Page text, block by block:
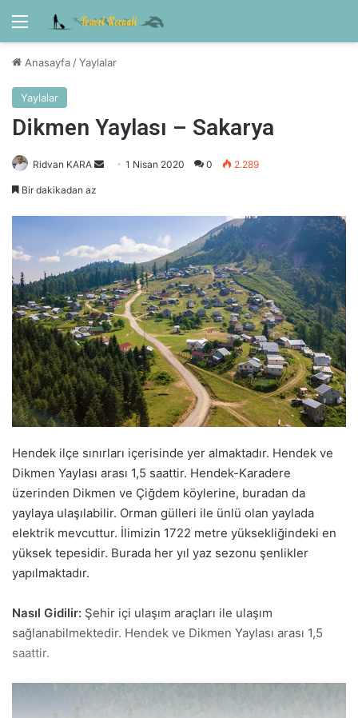
Menü
Anasayfa /Yaylalar
Yaylalar
Dikmen Yaylası – Sakarya
Ridvan KARA
Bir
1 Nisan 2020 0 2.289
Bir dakikadan az
Hendek ilçe sınırları içerisinde yer almaktadır. Hendek ve
Dikmen Yaylası arası 1,5 saattir. Hendek-Karadere
üzerinden Dikmen ve Çiğdem köylerine, buradan da
yaylaya ulaşılabilir. Orman gülleri ile ünlü olan yaylada
elektrik mevcuttur. İlimizin 1722 metre yüksekliğindeki en
yüksek tepesidir. Burada her yıl yaz sezonu şenlikler
yapılmaktadır.
Nasıl Gidilir: Şehir içi ulaşım araçları ile ulaşım
sağlanabilmektedir. Hendek ve Dikmen Yaylası arası 1,5
saattir.